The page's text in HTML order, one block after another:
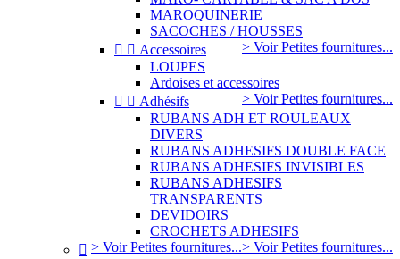
MAROQUINERIE
SACOCHES / HOUSSES
> Voir Petites fournitures...
  Accessoires
LOUPES
Ardoises et accessoires
> Voir Petites fournitures...
  Adhésifs
RUBANS ADH ET ROULEAUX
DIVERS
RUBANS ADHESIFS DOUBLE FACE
RUBANS ADHESIFS INVISIBLES
RUBANS ADHESIFS
TRANSPARENTS
DEVIDOIRS
CROCHETS ADHESIFS
> Voir Petites fournitures...
> Voir Petites fournitures...
